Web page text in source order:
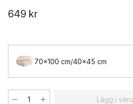
649 kr
70x100 cm/40x45 cm
Lägg i